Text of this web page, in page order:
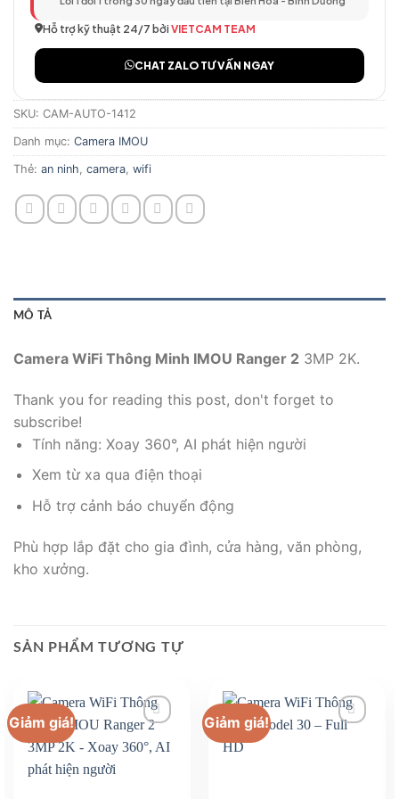
Hỗ trợ kỹ thuật 24/7 bởi VIETCAM TEAM
CHAT ZALO TƯ VẤN NGAY
SKU: CAM-AUTO-1412
Danh mục: Camera IMOU
Thẻ: an ninh camera wifi
MÔ TẢ
Camera WiFi Thông Minh IMOU Ranger 2 3MP 2K.
Thank you for reading this post, don't forget to
subscribe!
Tính năng: Xoay 360°, AI phát hiện người
Xem từ xa qua điện thoại
Hỗ trợ cảnh báo chuyển động
Phù hợp lắp đặt cho gia đình, cửa hàng, văn phòng,
kho xưởng.
SẢN PHẨM TƯƠNG TỰ
Giảm giá! Giảm giá!